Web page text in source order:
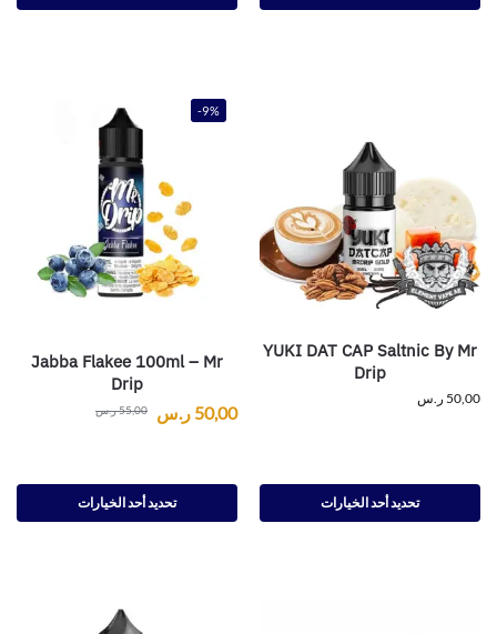
YUKI DAT CAP Saltnic By Mr
Drip
50,00 ر.س
تحديد أحد الخيارات
-9%
Jabba Flakee 100ml – Mr
Drip
55,00ر.س 50,00 ر.س
تحديد أحد الخيارات